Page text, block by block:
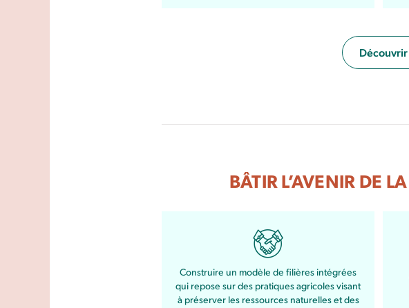
BÂTIR L’AVENIR DE
Construire un modèle de filières intégrées
qui repose sur des pratiques agricoles visant
à préserver les ressources naturelles et des